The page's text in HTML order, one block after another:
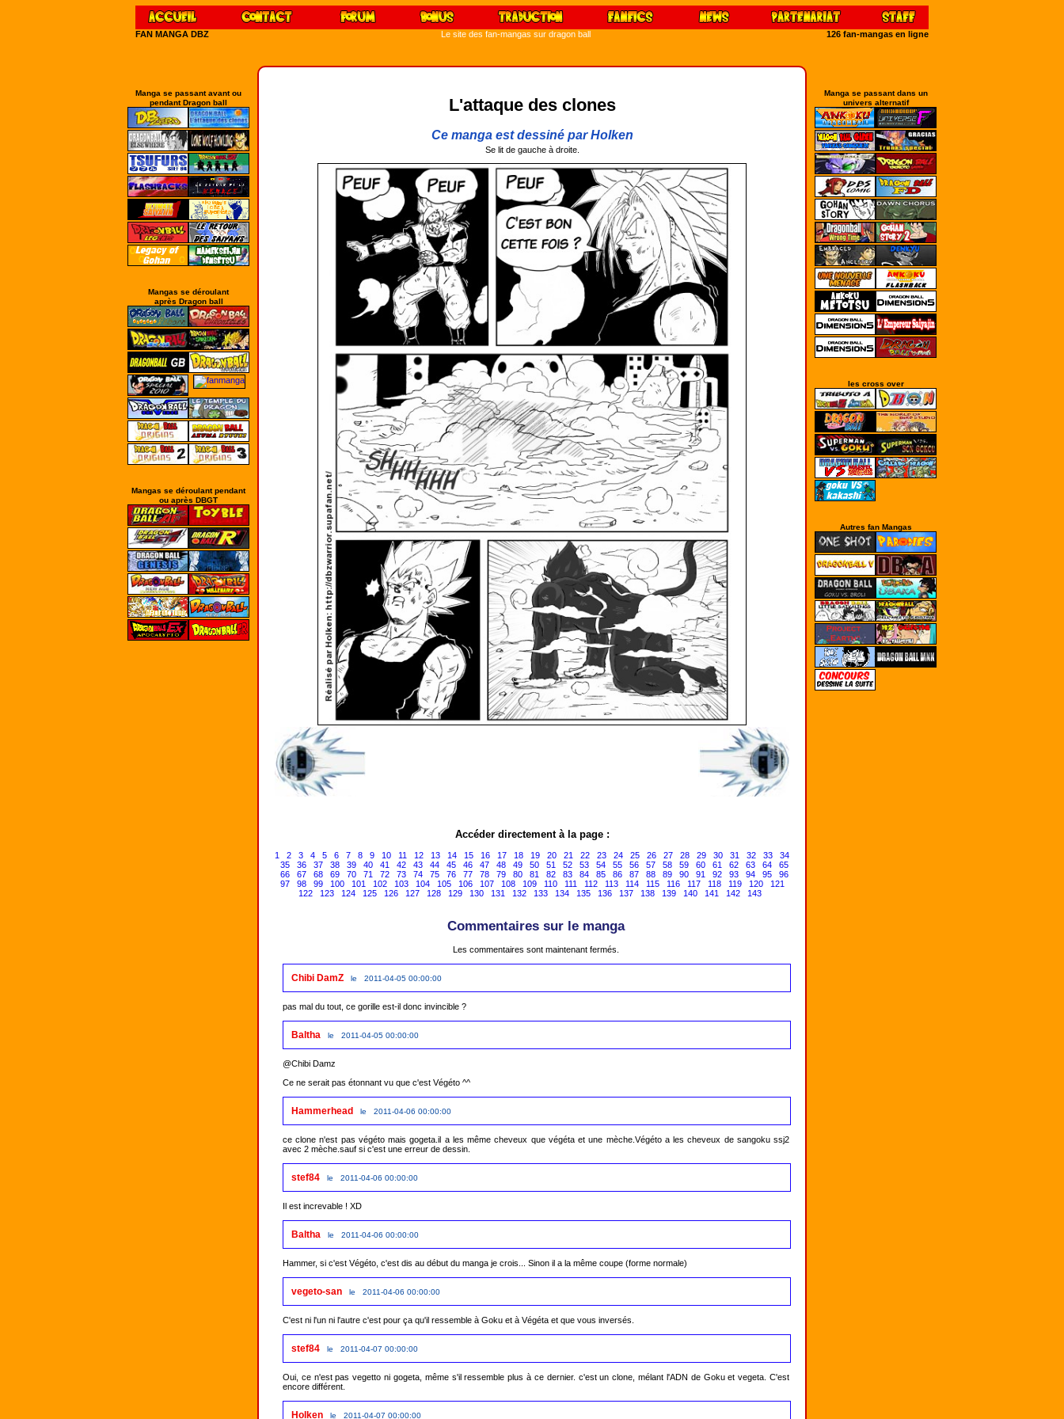
FAN MANGA DBZ Le site des fan-mangas sur dragon ball 126 fan-mangas en ligne
Manga se passant dans un
univers alternatif
les cross over
Autres fan Mangas
Manga se passant avant ou
pendant Dragon ball
Mangas se déroulant
après Dragon ball
Mangas se déroulant pendant
ou après DBGT
L'attaque des clones
Ce manga est dessiné par Holken
Se lit de gauche à droite.
Accéder directement à la page :
1 2 3 4 5 6 7 8 9 10 11 12 13 14 15 16 17 18 19 20 21 22 23 24 25 26 27 28 29 30 31 32 33
34
35
36 37 38 39 40 41 42 43 44 45 46 47 48 49 50 51 52 53 54 55 56 57 58 59 60 61 62 63 64
65
66
67 68 69 70 71 72 73 74 75 76 77 78 79 80 81 82 83 84 85 86 87 88 89 90 91 92 93 94 95
96
97
98 99 100 101 102 103 104 105 106 107 108 109 110 111 112 113 114 115 116 117 118 119 120
121
122
123 124 125 126 127 128 129 130 131 132 133 134 135 136 137 138 139 140 141 142 143
Commentaires sur le manga
Les commentaires sont maintenant fermés.
Chibi DamZ le 2011-04-05 00:00:00
pas mal du tout, ce gorille est-il donc invincible ?
Baltha le 2011-04-05 00:00:00
@Chibi Damz
Ce ne serait pas étonnant vu que c'est Végéto ^^
Hammerhead le 2011-04-06 00:00:00
ce clone n'est pas végéto mais gogeta.il a les même cheveux que végéta et une mèche.Végéto a les cheveux de sangoku ssj2
avec 2 mèche.sauf si c'est une erreur de dessin.
stef84 le 2011-04-06 00:00:00
Il est increvable ! XD
Baltha le 2011-04-06 00:00:00
Hammer, si c'est Végéto, c'est dis au début du manga je crois... Sinon il a la même coupe (forme normale)
vegeto-san le 2011-04-06 00:00:00
C'est ni l'un ni l'autre c'est pour ça qu'il ressemble à Goku et à Végéta et que vous inversés.
stef84 le 2011-04-07 00:00:00
Oui, ce n'est pas vegetto ni gogeta, même s'il ressemble plus à ce dernier. c'est un clone, mélant l'ADN de Goku et vegeta. C'est
encore différent.
Holken le 2011-04-07 00:00:00